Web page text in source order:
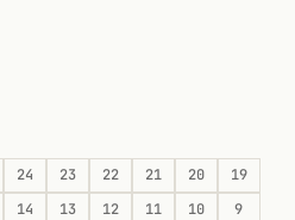
24 23 22 21 20
19
14 13 12 11 10
9